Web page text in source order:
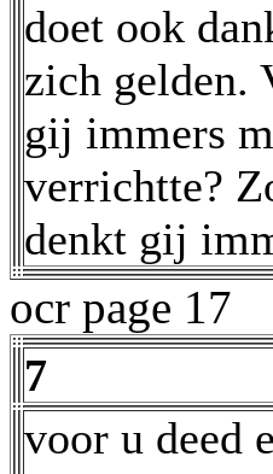
doet ook
zich gelden.
gij immers
verrichtte?
denkt gij
ocr page 17
7
voor u deed